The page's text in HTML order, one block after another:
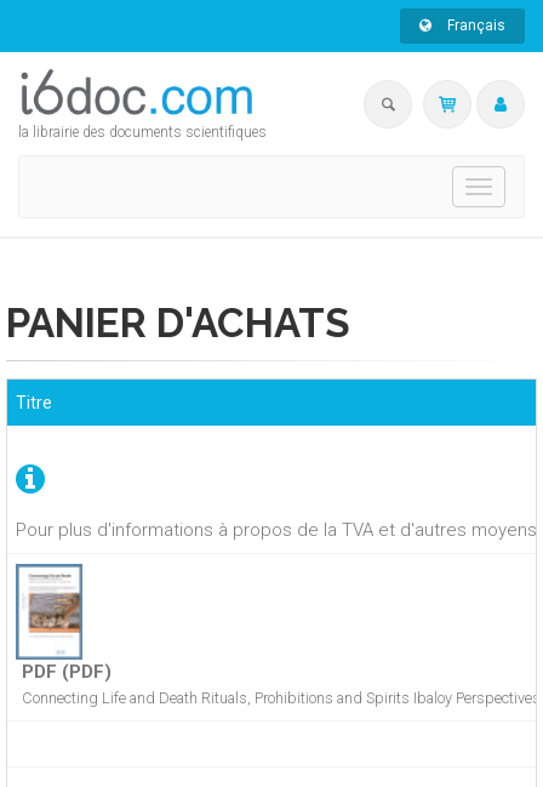
Français
la librairie des documents scientifiques
Toggle
PANIER D'ACHATS
Pour plus d'informations à propos de la TVA et d'autres
Titre
PDF (PDF)
Connecting Life and Death Rituals, Prohibitions and Spirits Ibaloy